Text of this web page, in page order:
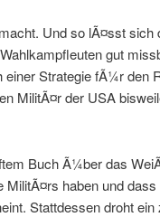
Und so lÃ¤sst sich
gut
einer Strategie fÃ¼r
MilitÃ¤r der USA
Buch Ã¼ber das
haben und
Stattdessen droht